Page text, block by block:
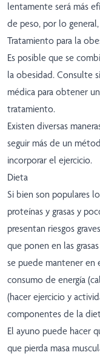
lentamente será más
de peso, por lo
Tratamiento para la
Es posible que se
la obesidad. Consulte
médica para obtener
tratamiento.
Existen diversas
seguir más de un
incorporar el ejercicio.
Dieta
Si bien son populares
proteínas y grasas y
presentan riesgos
que ponen en las
se puede mantener
consumo de energía
(hacer ejercicio y
componentes de la
El ayuno puede hacer
que pierda masa